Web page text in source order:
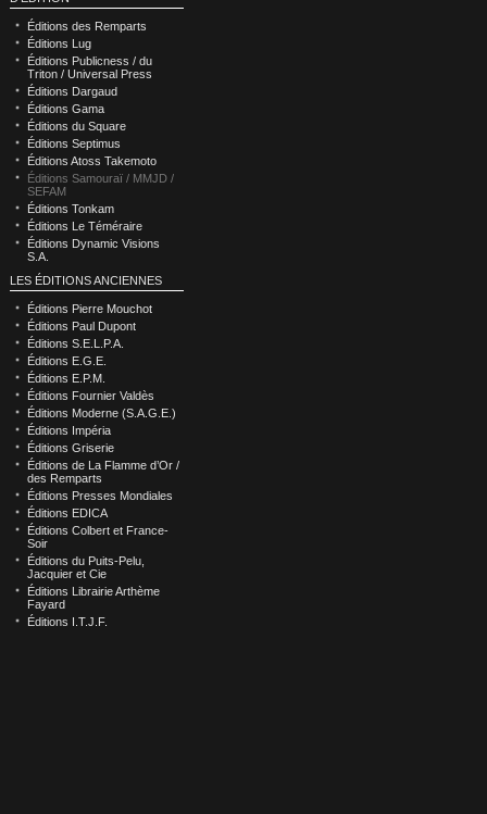
Éditions des Remparts
Éditions Lug
Éditions Publicness / du
Triton / Universal Press
Éditions Dargaud
Éditions Gama
Éditions du Square
Éditions Septimus
Éditions Atoss Takemoto
Éditions Samouraï / MMJD /
SEFAM
Éditions Tonkam
Éditions Le Téméraire
Éditions Dynamic Visions
S.A.
LES ÉDITIONS ANCIENNES
Éditions Pierre Mouchot
Éditions Paul Dupont
Éditions S.E.L.P.A.
Éditions E.G.E.
Éditions E.P.M.
Éditions Fournier Valdès
Éditions Moderne (S.A.G.E.)
Éditions Impéria
Éditions Griserie
Éditions de La Flamme d’Or /
des Remparts
Éditions Presses Mondiales
Éditions EDICA
Éditions Colbert et France-
Soir
Éditions du Puits-Pelu,
Jacquier et Cie
Éditions Librairie Arthème
Fayard
Éditions I.T.J.F.